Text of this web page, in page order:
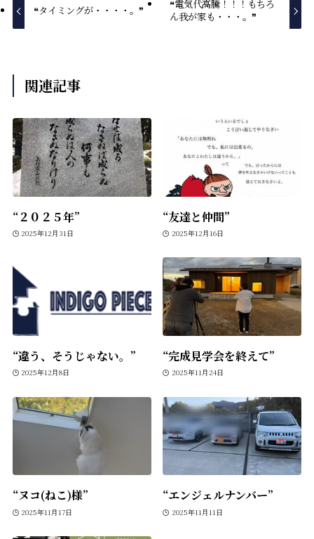
❝タイミングが・・・・。❞
❝電気代高騰！！！もちろ
ん我が家も・・・。❞
関連記事
“２０２５年”
2025年12月31日
“友達と仲間”
2025年12月16日
“違う、そうじゃない。”
2025年12月8日
“完成見学会を終えて”
2025年11月24日
“ヌコ(ねこ)様”
2025年11月17日
“エンジェルナンバー”
2025年11月11日